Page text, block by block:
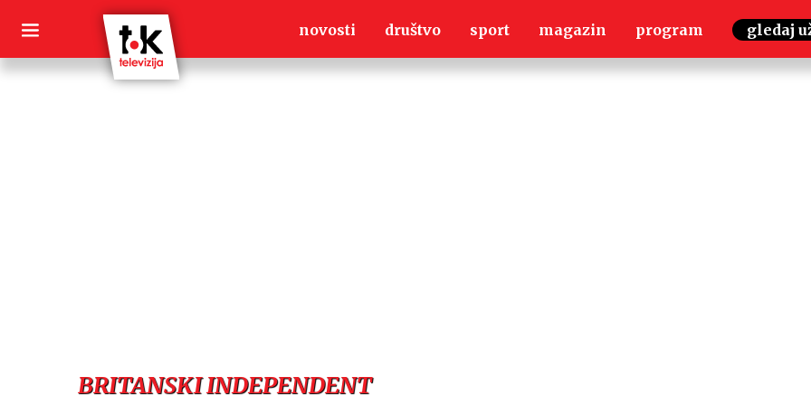
content
novosti društvo sport magazin program gledaj
BRITANSKI INDEPENDENT